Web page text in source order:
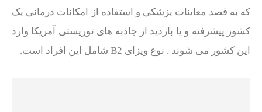
که به قصد معاینات پزشکی و استفاده از امکانات درمانی یک
کشور پیشرفته و یا بازدید از جاذبه های توریستی آمریکا وارد
این کشور می شوند . نوع ویزای B2 شامل این افراد است.